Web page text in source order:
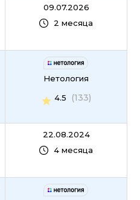
09.07.2026
2 месяца
Нетология
4.5
(133)
22.08.2024
4 месяца